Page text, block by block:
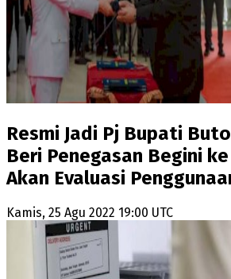
Resmi Jadi Pj Bupati
Beri Penegasan Begini ke
Akan Evaluasi
Kamis, 25 Agu 2022 19:00 UTC